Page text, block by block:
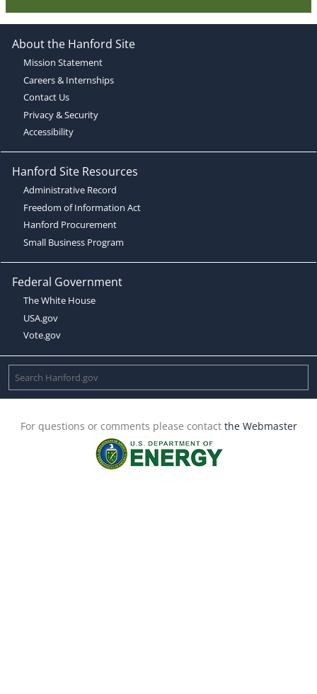
About the Hanford Site
Mission Statement
Careers & Internships
Contact Us
Privacy & Security
Accessibility
Hanford Site Resources
Administrative Record
Freedom of Information Act
Hanford Procurement
Small Business Program
Federal Government
The White House
USA.gov
Vote.gov
For questions or comments please contact the Webmaster